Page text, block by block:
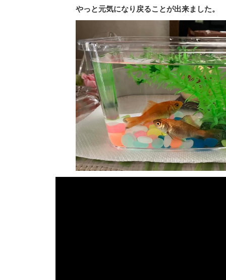
やっと元気になり戻ることが出来ました。